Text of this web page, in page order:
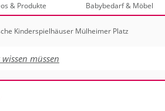
Bonn
Baby
& Produkte
Babybedarf & Möbel
Kinderspielhäuser Mülheimer Platz
müssen